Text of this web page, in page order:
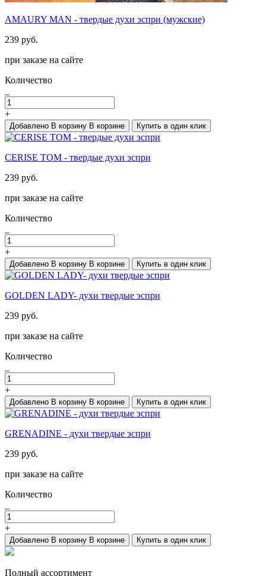
AMAURY MAN - твердые духи эспри (мужские)
239 руб.
при заказе на сайте
Количество
+
Добавлено В корзину В корзине Купить в один клик
CERISE TOM - твердые духи эспри
239 руб.
при заказе на сайте
Количество
+
Добавлено В корзину В корзине Купить в один клик
GOLDEN LADY- духи твердые эспри
239 руб.
при заказе на сайте
Количество
+
Добавлено В корзину В корзине Купить в один клик
GRENADINE - духи твердые эспри
239 руб.
при заказе на сайте
Количество
+
Добавлено В корзину В корзине Купить в один клик
Полный ассортимент